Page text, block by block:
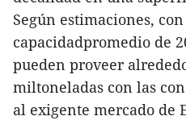
Según estimaciones,
capacidadpromedio de
pueden proveer
miltoneladas con las
al exigente mercado de